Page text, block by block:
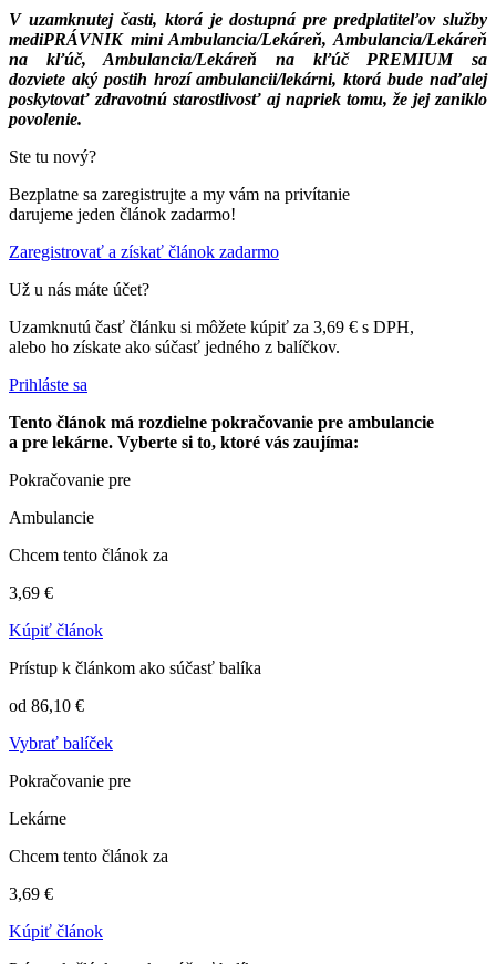
V uzamknutej časti, ktorá je dostupná pre predplatiteľov služby
mediPRÁVNIK mini Ambulancia/Lekáreň, Ambulancia/Lekáreň
na kľúč, Ambulancia/Lekáreň na kľúč PREMIUM sa
dozviete aký postih hrozí ambulancii/lekárni, ktorá bude naďalej
poskytovať zdravotnú starostlivosť aj napriek tomu, že jej zaniklo
povolenie.
Ste tu nový?
Bezplatne sa zaregistrujte a my vám na privítanie
darujeme jeden článok zadarmo!
Zaregistrovať a získať článok zadarmo
Už u nás máte účet?
Uzamknutú časť článku si môžete kúpiť za 3,69 € s DPH,
alebo ho získate ako súčasť jedného z balíčkov.
Prihláste sa
Tento článok má rozdielne pokračovanie pre ambulancie
a pre lekárne. Vyberte si to, ktoré vás zaujíma:
Pokračovanie pre
Ambulancie
Chcem tento článok za
3,69 €
Kúpiť článok
Prístup k článkom ako súčasť balíka
od 86,10 €
Vybrať balíček
Pokračovanie pre
Lekárne
Chcem tento článok za
3,69 €
Kúpiť článok